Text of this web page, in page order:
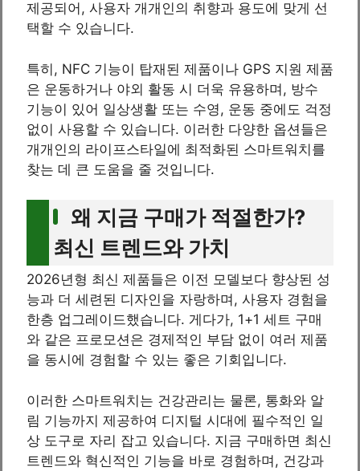
제공되어, 사용자 개개인의 취향과 용도에 맞게 선
택할 수 있습니다.
특히, NFC 기능이 탑재된 제품이나 GPS 지원 제품
은 운동하거나 야외 활동 시 더욱 유용하며, 방수
기능이 있어 일상생활 또는 수영, 운동 중에도 걱정
없이 사용할 수 있습니다. 이러한 다양한 옵션들은
개개인의 라이프스타일에 최적화된 스마트워치를
찾는 데 큰 도움을 줄 것입니다.
왜 지금 구매가 적절한가?
최신 트렌드와 가치
2026년형 최신 제품들은 이전 모델보다 향상된 성
능과 더 세련된 디자인을 자랑하며, 사용자 경험을
한층 업그레이드했습니다. 게다가, 1+1 세트 구매
와 같은 프로모션은 경제적인 부담 없이 여러 제품
을 동시에 경험할 수 있는 좋은 기회입니다.
이러한 스마트워치는 건강관리는 물론, 통화와 알
림 기능까지 제공하여 디지털 시대에 필수적인 일
상 도구로 자리 잡고 있습니다. 지금 구매하면 최신
트렌드와 혁신적인 기능을 바로 경험하며, 건강과